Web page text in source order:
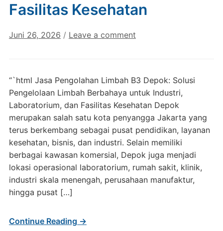
Fasilitas Kesehatan
Juni 26, 2026 / Leave a comment
“`html Jasa Pengolahan Limbah B3 Depok: Solusi
Pengelolaan Limbah Berbahaya untuk Industri,
Laboratorium, dan Fasilitas Kesehatan Depok
merupakan salah satu kota penyangga Jakarta yang
terus berkembang sebagai pusat pendidikan, layanan
kesehatan, bisnis, dan industri. Selain memiliki
berbagai kawasan komersial, Depok juga menjadi
lokasi operasional laboratorium, rumah sakit, klinik,
industri skala menengah, perusahaan manufaktur,
hingga pusat […]
Continue Reading →